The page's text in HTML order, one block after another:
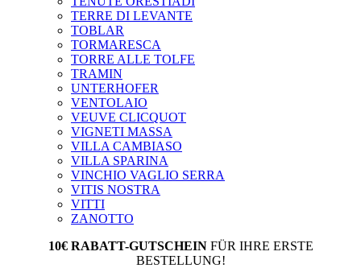
TERRE DI LEVANTE
TOBLAR
TORMARESCA
TORRE ALLE TOLFE
TRAMIN
UNTERHOFER
VENTOLAIO
VEUVE CLICQUOT
VIGNETI MASSA
VILLA CAMBIASO
VILLA SPARINA
VINCHIO VAGLIO SERRA
VITIS NOSTRA
VITTI
ZANOTTO
10€ RABATT-GUTSCHEIN FÜR IHRE ERSTE
BESTELLUNG!